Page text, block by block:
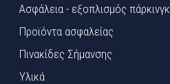
Ασφάλεια - εξοπλισμός πάρκινγκ
Προϊόντα ασφαλείας
Πινακίδες Σήμανσης
Υλικά